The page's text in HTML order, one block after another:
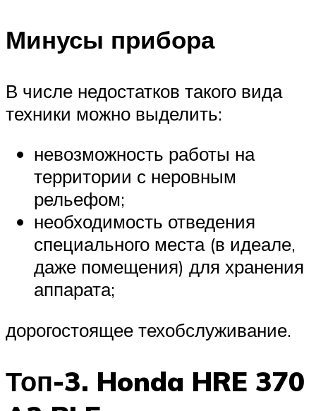
Минусы прибора
В числе недостатков такого вида
техники можно выделить:
невозможность работы на
территории с неровным
рельефом;
необходимость отведения
специального места (в идеале,
даже помещения) для хранения
аппарата;
дорогостоящее техобслуживание.
Топ-3. Honda HRE 370